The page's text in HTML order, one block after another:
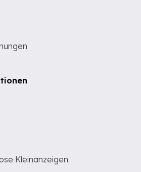
Kleinanzeigen